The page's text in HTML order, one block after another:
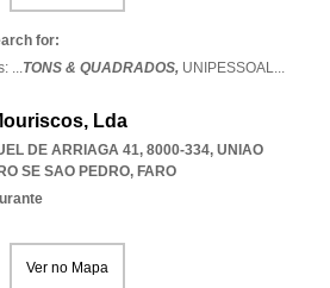
for:
...TONS & QUADRADOS, UNIPESSOAL...
Lda
DE ARRIAGA 41, 8000-334, UNIAO
SE SAO PEDRO, FARO
Ver no Mapa